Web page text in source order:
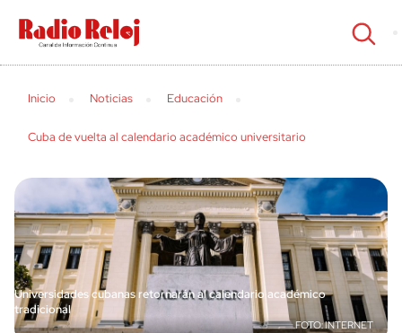
cerrar
Inicio Noticias Educación
Cuba de vuelta al calendario académico universitario
Universidades cubanas retornarán al calendario académico
tradicional
INTERNET